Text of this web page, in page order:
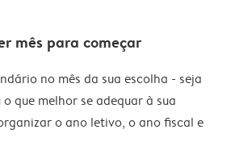
mês para começar
no mês da sua escolha - seja
que melhor se adequar à sua
o ano letivo, o ano fiscal e